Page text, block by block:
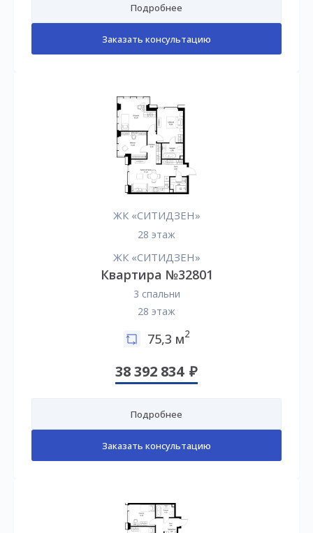
Подробнее
Заказать консультацию
ЖК «СИТИДЗЕН»
28 этаж
ЖК «СИТИДЗЕН»
Квартира №32801
3 спальни
28 этаж
75,3 м2
38 392 834
Подробнее
Заказать консультацию